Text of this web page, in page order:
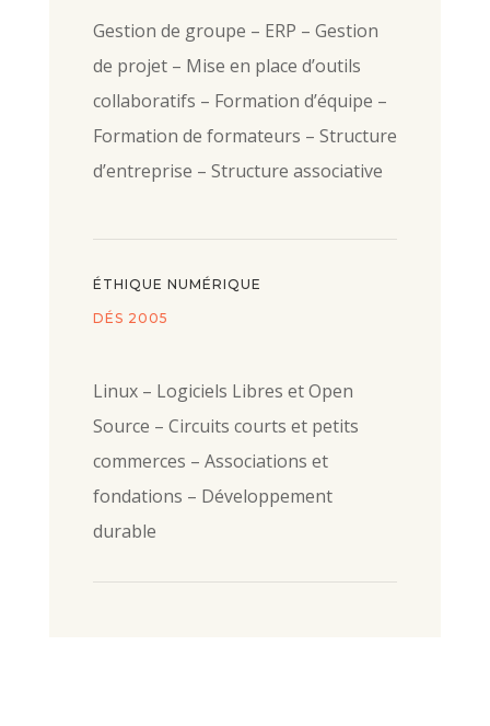
Gestion de groupe – ERP – Gestion
de projet – Mise en place d’outils
collaboratifs – Formation d’équipe –
Formation de formateurs – Structure
d’entreprise – Structure associative
ÉTHIQUE NUMÉRIQUE
DÉS 2005
Linux – Logiciels Libres et Open
Source – Circuits courts et petits
commerces – Associations et
fondations – Développement
durable